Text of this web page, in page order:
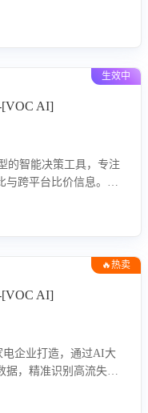
生效中
[VOC AI]
的智能决策工具，专注
与跨平台比价信息。该
的比价行为。通过提
🔥热卖
AI]
企业打造，通过AI大
据，精准识别高流失风
地的挽回策略，迅速